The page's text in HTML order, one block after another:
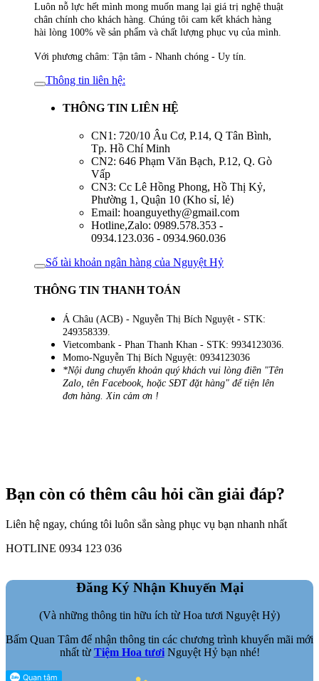
Luôn nỗ lực hết mình mong muốn mang lại giá trị nghệ thuật
chân chính cho khách hàng. Chúng tôi cam kết khách hàng
hài lòng 100% về sản phẩm và chất lượng phục vụ của mình.
Với phương châm: Tận tâm - Nhanh chóng - Uy tín.
Thông tin liên hệ:
THÔNG TIN LIÊN HỆ
CN1: 720/10 Âu Cơ, P.14, Q Tân Bình,
Tp. Hồ Chí Minh
CN2: 646 Phạm Văn Bạch, P.12, Q. Gò
Vấp
CN3: Cc Lê Hồng Phong, Hồ Thị Kỷ,
Phường 1, Quận 10 (Kho sỉ, lẻ)
Email: hoanguyethy@gmail.com
Hotline,Zalo: 0989.578.353 -
0934.123.036 - 0934.960.036
Số tài khoản ngân hàng của Nguyệt Hỷ
THÔNG TIN THANH TOÁN
Á Châu (ACB) - Nguyễn Thị Bích Nguyệt - STK:
249358339.
Vietcombank - Phan Thanh Khan - STK: 9934123036.
Momo-Nguyễn Thị Bích Nguyệt: 0934123036
*Nội dung chuyển khoản quý khách vui lòng điền "Tên
Zalo, tên Facebook, hoặc SĐT đặt hàng" để tiện lên
đơn hàng. Xin cảm ơn !
Bạn còn có thêm câu hỏi cần giải đáp?
Liên hệ ngay, chúng tôi luôn sẳn sàng phục vụ bạn nhanh nhất
HOTLINE 0934 123 036
Đăng Ký Nhận Khuyến Mại
(Và những thông tin hữu ích từ Hoa tươi Nguyệt Hỷ)
Bấm Quan Tâm để nhận thông tin các chương trình khuyến mãi mới
nhất từ Tiệm Hoa tươiNguyệt Hỷ bạn nhé!